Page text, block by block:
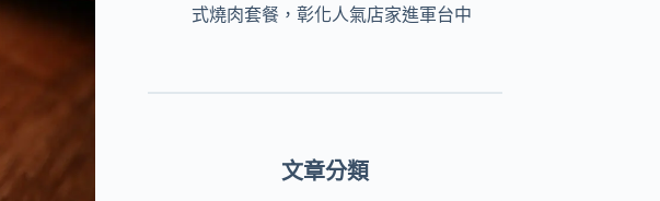
式燒肉套餐，彰化人氣店家進軍台中
文章分類